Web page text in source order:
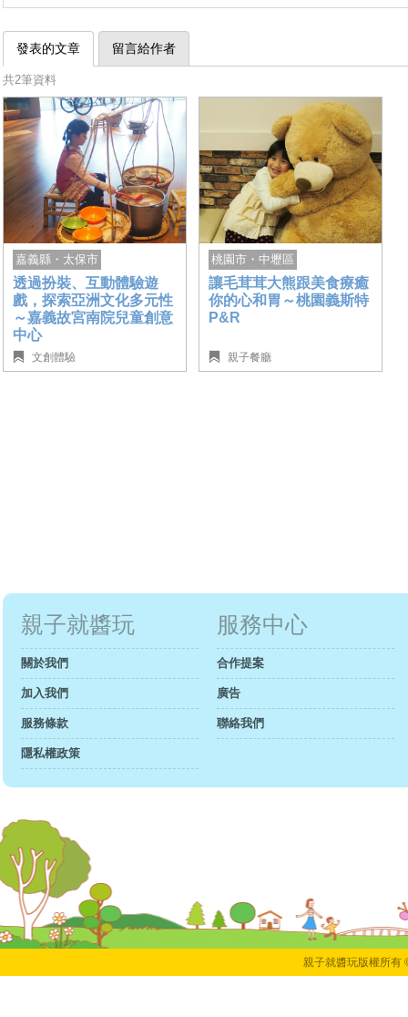
發表的文章 留言給作者
共2筆資料
嘉義縣・太保市
透過扮裝、互動體驗遊
戲，探索亞洲文化多元性
～嘉義故宮南院兒童創意
中心
文創體驗
桃園市・中壢區
讓毛茸茸大熊跟美食療癒
你的心和胃～桃園義斯特
P&R
親子餐廳
親子就醬玩
關於我們
加入我們
服務條款
隱私權政策
服務中心
合作提案
廣告
聯絡我們
親子就醬玩版權所有